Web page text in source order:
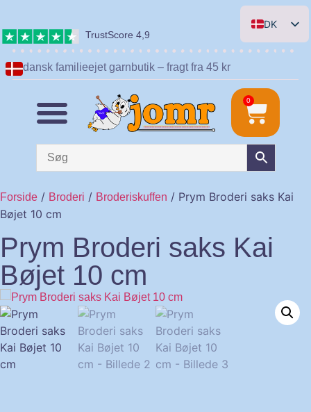
TrustScore 4,9
DK
EN
NL
dansk familieejet garnbutik – fragt fra 45 kr
0
Forside / Broderi / Broderiskuffen / Prym Broderi saks Kai
Bøjet 10 cm
Prym Broderi saks Kai
Bøjet 10 cm